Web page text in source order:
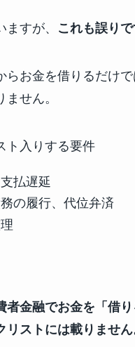
すが、 これも誤りで
らお金を借りるだけ
ません。
ト入りする要件
払遅延
の履行、代位弁済
者金融でお金を「借
リストには載りません